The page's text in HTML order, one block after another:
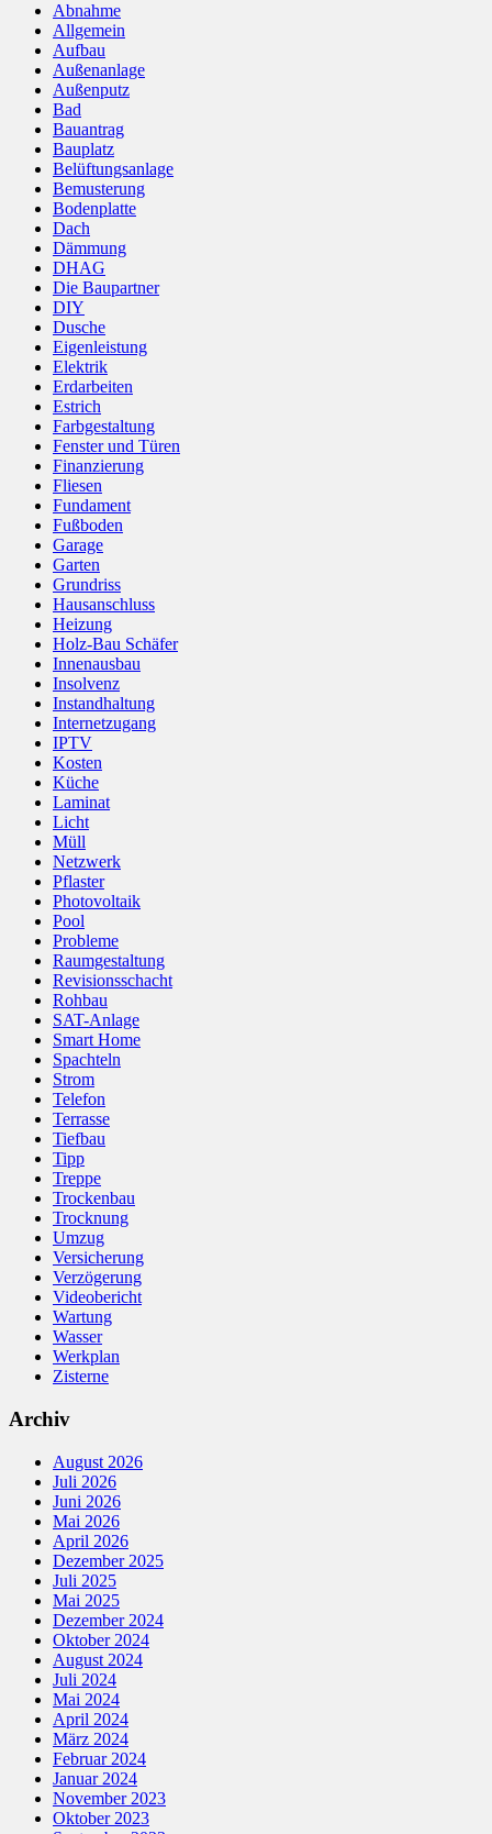
Abnahme
Allgemein
Aufbau
Außenanlage
Außenputz
Bad
Bauantrag
Bauplatz
Belüftungsanlage
Bemusterung
Bodenplatte
Dach
Dämmung
DHAG
Die Baupartner
DIY
Dusche
Eigenleistung
Elektrik
Erdarbeiten
Estrich
Farbgestaltung
Fenster und Türen
Finanzierung
Fliesen
Fundament
Fußboden
Garage
Garten
Grundriss
Hausanschluss
Heizung
Holz-Bau Schäfer
Innenausbau
Insolvenz
Instandhaltung
Internetzugang
IPTV
Kosten
Küche
Laminat
Licht
Müll
Netzwerk
Pflaster
Photovoltaik
Pool
Probleme
Raumgestaltung
Revisionsschacht
Rohbau
SAT-Anlage
Smart Home
Spachteln
Strom
Telefon
Terrasse
Tiefbau
Tipp
Treppe
Trockenbau
Trocknung
Umzug
Versicherung
Verzögerung
Videobericht
Wartung
Wasser
Werkplan
Zisterne
Archiv
August 2026
Juli 2026
Juni 2026
Mai 2026
April 2026
Dezember 2025
Juli 2025
Mai 2025
Dezember 2024
Oktober 2024
August 2024
Juli 2024
Mai 2024
April 2024
März 2024
Februar 2024
Januar 2024
November 2023
Oktober 2023